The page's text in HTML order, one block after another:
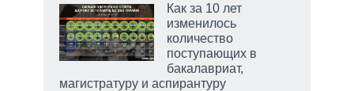
Как за 10 лет
изменилось
количество
поступающих в
бакалавриат,
магистратуру и аспирантуру